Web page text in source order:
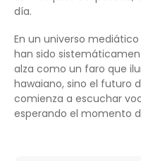
día.
En un universo
han sido
alza como un faro que
hawaiano, sino el futuro
comienza a escuchar
esperando el momento